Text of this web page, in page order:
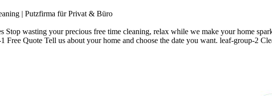
| Putzfirma für Privat & Büro
Stop wasting your precious free time cleaning, relax while we make your home
Quote Tell us about your home and choose the date you want. leaf-group-2